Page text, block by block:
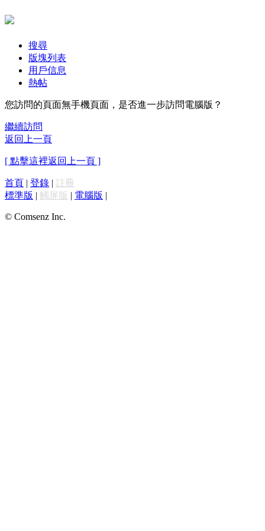
搜尋
版塊列表
用戶信息
熱帖
您訪問的頁面無手機頁面，是否進一步訪問電腦版？
繼續訪問
返回上一頁
[ 點擊這裡返回上一頁 ]
首頁 | 登錄 | 註冊
標準版 | 觸屏版 | 電腦版 |
© Comsenz Inc.